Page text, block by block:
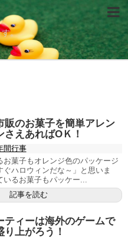
す。
販のお菓子を簡単アレン
さえあればОＫ！
間行事
お菓子もオレンジ色のパッケージ
ぐハロウィンだな～」と思いま
るお菓子もパッケー...
記事を読む
ティーは海外のゲームで
上がろう！